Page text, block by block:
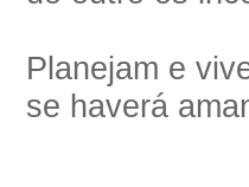
Planejam e
se haverá